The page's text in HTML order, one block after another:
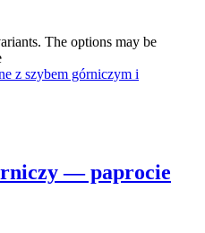
The options may be
— paprocie